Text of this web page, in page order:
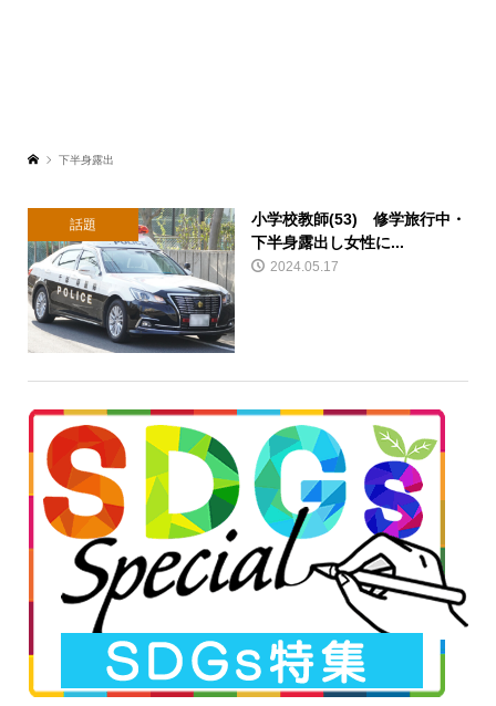
下半身露出
話題
小学校教師(53) 修学旅行中・
下半身露出し女性に...
2024.05.17